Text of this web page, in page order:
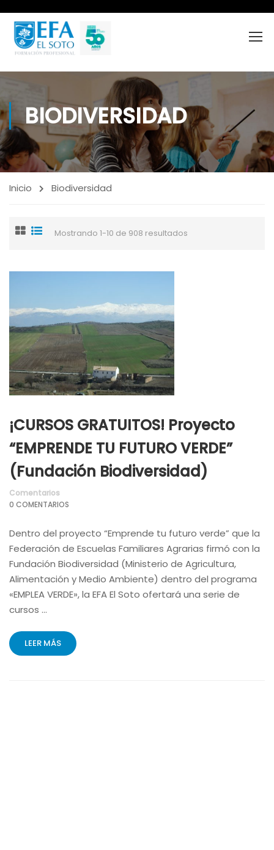
BIODIVERSIDAD
Inicio Biodiversidad
Mostrando 1-10 de 908 resultados
¡CURSOS GRATUITOS! Proyecto
“EMPRENDE TU FUTURO VERDE”
(Fundación Biodiversidad)
Comentarios
0 COMENTARIOS
Dentro del proyecto “Emprende tu futuro verde” que la
Federación de Escuelas Familiares Agrarias firmó con la
Fundación Biodiversidad (Ministerio de Agricultura,
Alimentación y Medio Ambiente) dentro del programa
«EMPLEA VERDE», la EFA El Soto ofertará una serie de
cursos …
LEER MÁS